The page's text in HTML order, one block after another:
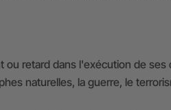
retard dans l'exécution de
naturelles, la guerre, le